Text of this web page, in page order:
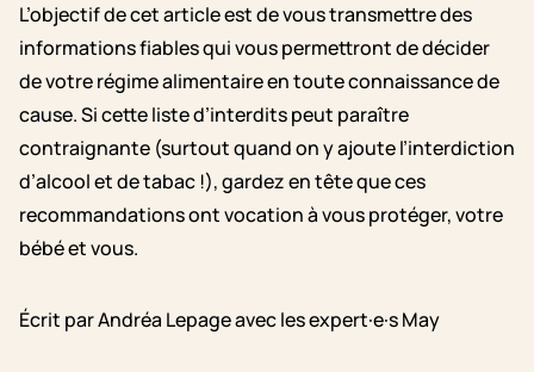
L’objectif de cet article est de vous transmettre des
informations fiables qui vous permettront de décider
de votre régime alimentaire en toute connaissance de
cause. Si cette liste d’interdits peut paraître
contraignante (surtout quand on y ajoute l’interdiction
d’alcool et de tabac !), gardez en tête que ces
recommandations ont vocation à vous protéger, votre
bébé et vous.
Écrit par Andréa Lepage avec les expert·e·s May